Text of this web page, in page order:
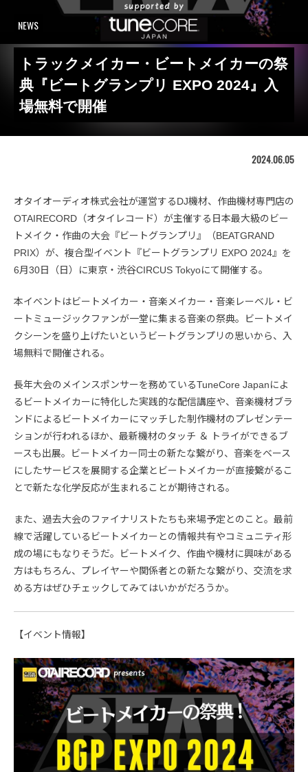
NEWS
トラックメイカー・ビートメイカーの祭
典『ビートグランプリ EXPO 2024』入
場無料で開催
2024.06.05
オタイオーディオ株式会社が運営するDJ機材、作曲機材専門店の
OTAIRECORD（オタイレコード）が主催する日本最大級のビー
トメイク・作曲の大会『ビートグランプリ』（BEATGRAND
PRIX）が、複合型イベント『ビートグランプリ EXPO 2024』を
6月30日（日）に東京・渋谷CIRCUS Tokyoにて開催する。
本イベントはビートメイカー・音楽メイカー・音楽レーベル・ビ
ートミュージックファンが一堂に集まる音楽の祭典。ビートメイ
クシーンを盛り上げたいというビートグランプリの思いから、入
場無料で開催される。
長年大会のメインスポンサーを務めているTuneCore Japanによ
るビートメイカーに特化した実践的な配信講座や、音楽機材ブラ
ンドによるビートメイカーにマッチした制作機材のプレゼンテー
ションが行われるほか、最新機材のタッチ ＆ トライができるブ
ースも出展。ビートメイカー同士の新たな繋がり、音楽をベース
にしたサービスを展開する企業とビートメイカーが直接繋がるこ
とで新たな化学反応が生まれることが期待される。
また、過去大会のファイナリストたちも来場予定とのこと。最前
線で活躍しているビートメイカーとの情報共有やコミュニティ形
成の場にもなりそうだ。ビートメイク、作曲や機材に興味がある
方はもちろん、プレイヤーや関係者との新たな繋がり、交流を求
める方はぜひチェックしてみてはいかがだろうか。
【イベント情報】